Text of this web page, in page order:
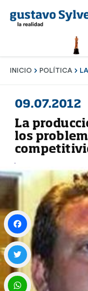
Martín
INICIO POLÍTICA
09.07.2012
La
los
Facebook
Twitter